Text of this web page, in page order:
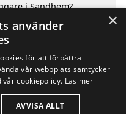
i Sandhem?
i Sandhem
i de omgivande
Aps
×
använder
för att förbättra
vår webbplats samtycker
cookiepolicy. Läs mer
AVVISA ALLT